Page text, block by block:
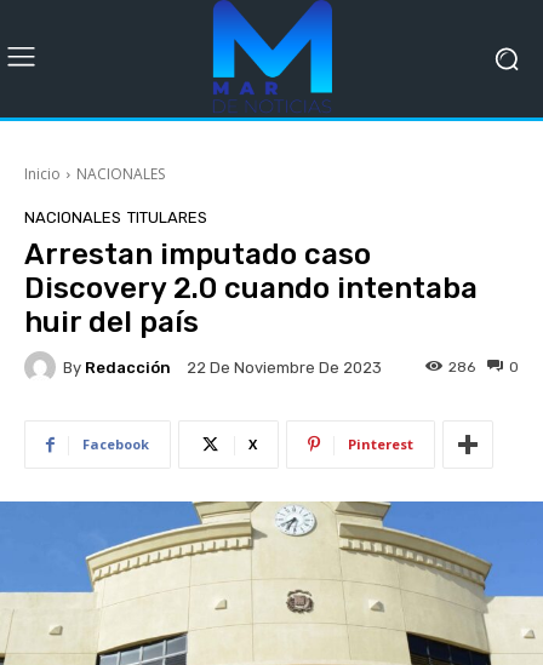
Inicio NACIONALES
NACIONALES TITULARES
Arrestan imputado caso
Discovery 2.0 cuando intentaba
huir del país
By Redacción 22 De Noviembre De 2023 0
286
Facebook X Pinterest